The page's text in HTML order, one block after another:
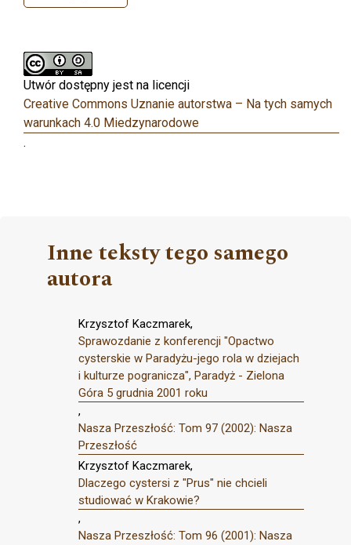
Utwór dostępny jest na licencji
Creative Commons Uznanie autorstwa – Na tych samych
warunkach 4.0 Miedzynarodowe
.
Inne teksty tego samego
autora
Krzysztof Kaczmarek,
Sprawozdanie z konferencji "Opactwo
cysterskie w Paradyżu-jego rola w dziejach
i kulturze pogranicza", Paradyż - Zielona
Góra 5 grudnia 2001 roku
,
Nasza Przeszłość: Tom 97 (2002): Nasza
Przeszłość
Krzysztof Kaczmarek,
Dlaczego cystersi z "Prus" nie chcieli
studiować w Krakowie?
,
Nasza Przeszłość: Tom 96 (2001): Nasza